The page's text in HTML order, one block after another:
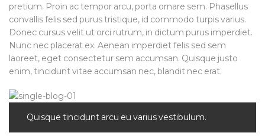
pretium. Proin ac tempor arcu, porta ornare sem. Phasellus
convallis felis sed purus tristique, id commodo turpis varius.
Donec cursus velit ut orci rutrum, in dictum purus imperdiet.
Nunc nec placerat ex. Aenean imperdiet felis sed sem
laoreet, eget consectetur sem accumsan. Quisque justo
enim, tincidunt vitae accumsan nec, blandit nec erat.
Quisque tincidunt arcu eu varius vestibulum.